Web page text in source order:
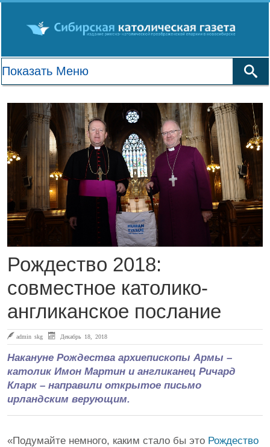
Рождество 2018:
совместное католико-
англиканское послание
admin skg Декабрь 18, 2018
Накануне Рождества архиепископы Армы –
католик Имон Мартин и англиканец Ричард
Кларк – направили открытое письмо
ирландским верующим.
«Подумайте немного, каким стало бы это Рождество